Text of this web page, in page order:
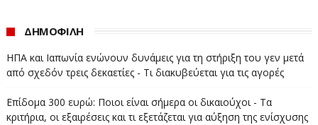
ΔΗΜΟΦΙΛΗ
ΗΠΑ και Ιαπωνία ενώνουν δυνάμεις για τη στήριξη του γεν μετά
από σχεδόν τρεις δεκαετίες - Τι διακυβεύεται για τις αγορές
Επίδομα 300 ευρώ: Ποιοι είναι σήμερα οι δικαιούχοι - Τα
κριτήρια, οι εξαιρέσεις και τι εξετάζεται για αύξηση της ενίσχυσης